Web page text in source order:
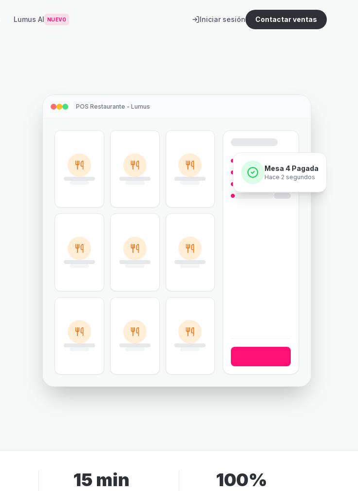
Lumus AI NUEVO Iniciar sesión Contactar ventas
POS Restaurante - Lumus
Mesa 4 Pagada
Hace 2 segundos
15 min 100%